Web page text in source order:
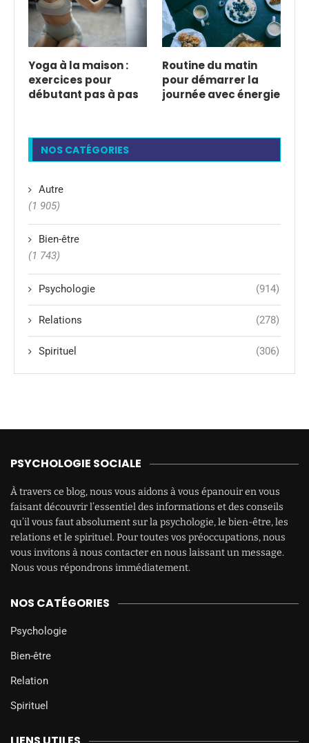
Yoga à la maison :
exercices pour
débutant pas à pas
Routine du matin
pour démarrer la
journée avec énergie
NOS CATÉGORIES
Autre
(1 905)
Bien-être
(1 743)
Psychologie (914)
Relations (278)
Spirituel (306)
PSYCHOLOGIE SOCIALE
À travers ce blog, nous vous aidons à vous épanouir en vous
faisant découvrir l’essentiel des informations et des conseils
qu’il vous faut absolument sur la psychologie, le bien-être, les
relations et le spirituel. Pour toutes vos préoccupations, nous
vous invitons à nous contacter en nous laissant un message.
Nous vous répondrons immédiatement.
NOS CATÉGORIES
Psychologie
Bien-être
Relation
Spirituel